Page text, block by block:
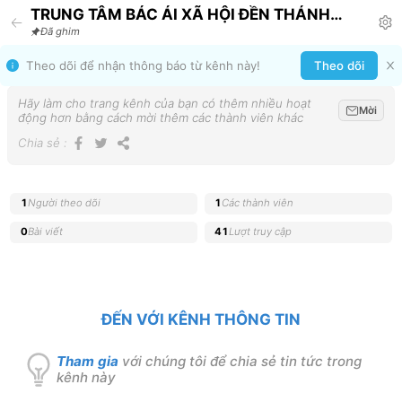
TRUNG TÂM BÁC ÁI XÃ HỘI ĐỀN THÁNH
GIUSE Announcement
Đã ghim
Theo dõi để nhận thông báo từ kênh này! Theo dõi
Hãy làm cho trang kênh của bạn có thêm nhiều hoạt
động hơn bằng cách mời thêm các thành viên khác
Mời
Chia sẻ :
1Người theo dõi 1 Các thành viên
0Bài viết 41Lượt truy cập
ĐẾN VỚI KÊNH THÔNG TIN
Tham gia với chúng tôi để chia sẻ tin tức trong
kênh này